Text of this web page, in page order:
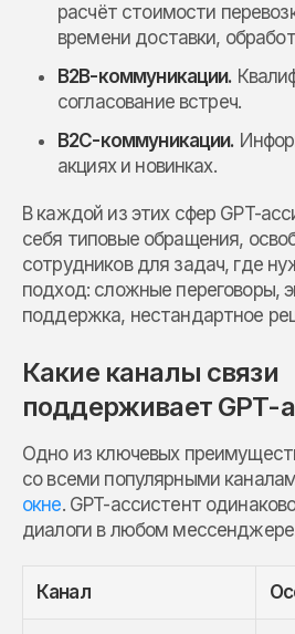
расчёт стоимости
времени доставки,
B2B-коммуникации.
согласование встреч.
B2C-коммуникации.
акциях и новинках.
В каждой из этих сфер GPT-
себя типовые обращения,
сотрудников для задач, где
подход: сложные переговоры,
поддержка, нестандартное
Какие каналы связи
поддерживает GPT-
Одно из ключевых
со всеми популярными
окне. GPT-ассистент
диалоги в любом
Канал